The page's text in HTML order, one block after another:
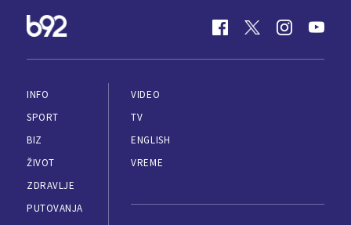
INFO
SPORT
BIZ
ŽIVOT
ZDRAVLJE
PUTOVANJA
VIDEO
TV
ENGLISH
VREME